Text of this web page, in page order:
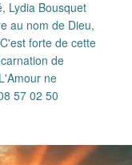
Lydia Bousquet
au nom de Dieu,
forte de cette
de
ne
57 02 50